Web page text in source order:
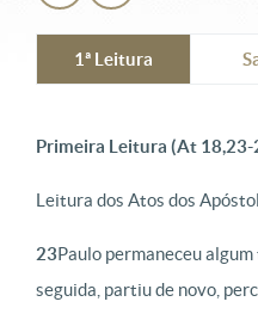
1ª Leitura
Primeira Leitura (At 18,23-
Leitura dos Atos dos
23Paulo permaneceu
seguida, partiu de novo,